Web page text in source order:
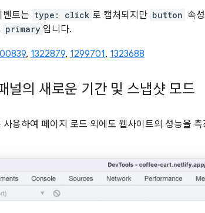
벤트는 type: click 로 캡처되지만 button 속
primary 입니다.
, 1322879, 1299701, 1323688
의 새로운 기간 및 스냅샷 모드
사용하여 페이지 로드 외에도 웹사이트의 성능을